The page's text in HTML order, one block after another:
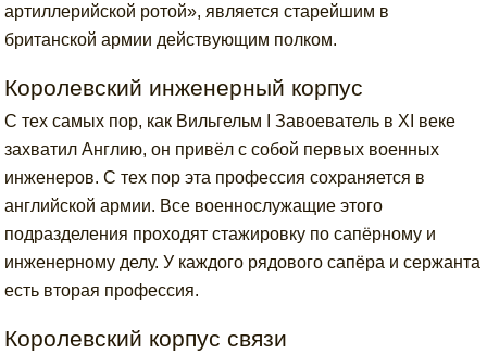
артиллерийской ротой», является старейшим в
британской армии действующим полком.
Королевский инженерный корпус
С тех самых пор, как Вильгельм I Завоеватель в XI веке
захватил Англию, он привёл с собой первых военных
инженеров. С тех пор эта профессия сохраняется в
английской армии. Все военнослужащие этого
подразделения проходят стажировку по сапёрному и
инженерному делу. У каждого рядового сапёра и сержанта
есть вторая профессия.
Королевский корпус связи